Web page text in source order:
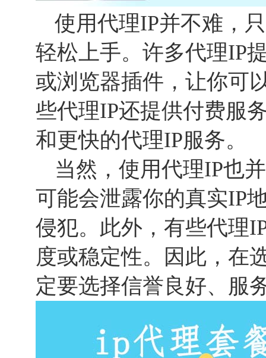
使用代理IP并不难，
轻松上手。许多代理IP
或浏览器插件，让你可
些代理IP还提供付费服
和更快的代理IP服务。
当然，使用代理IP也
可能会泄露你的真实IP
侵犯。此外，有些代理
度或稳定性。因此，在
定要选择信誉良好、服